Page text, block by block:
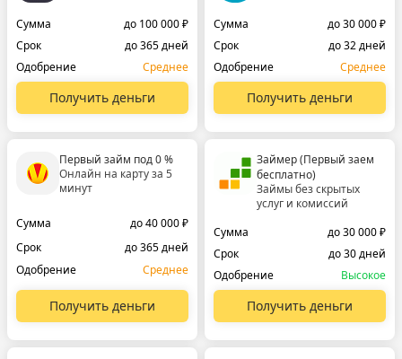
Сумма
до 100 000 ₽
Срок
до 365 дней
Одобрение
Среднее
Получить деньги
Сумма
до 30 000 ₽
Срок
до 32 дней
Одобрение
Среднее
Получить деньги
Первый займ под 0 %
Онлайн на карту за 5
минут
Сумма
до 40 000 ₽
Срок
до 365 дней
Одобрение
Среднее
Получить деньги
Займер (Первый заем
бесплатно)
Займы без скрытых
услуг и комиссий
Сумма
до 30 000 ₽
Срок
до 30 дней
Одобрение
Высокое
Получить деньги